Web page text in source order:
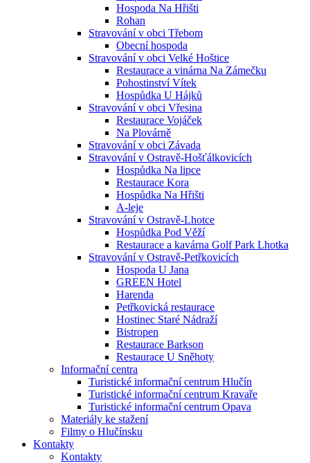
Hospoda Na Hřišti
Rohan
Stravování v obci Třebom
Obecní hospoda
Stravování v obci Velké Hoštice
Restaurace a vinárna Na Zámečku
Pohostinství Vítek
Hospůdka U Hájků
Stravování v obci Vřesina
Restaurace Vojáček
Na Plovárně
Stravování v obci Závada
Stravování v Ostravě-Hošťálkovicích
Hospůdka Na lipce
Restaurace Kora
Hospůdka Na Hřišti
A-leje
Stravování v Ostravě-Lhotce
Hospůdka Pod Věží
Restaurace a kavárna Golf Park Lhotka
Stravování v Ostravě-Petřkovicích
Hospoda U Jana
GREEN Hotel
Harenda
Petřkovická restaurace
Hostinec Staré Nádraží
Bistropen
Restaurace Barkson
Restaurace U Sněhoty
Informační centra
Turistické informační centrum Hlučín
Turistické informační centrum Kravaře
Turistické informační centrum Opava
Materiály ke stažení
Filmy o Hlučínsku
Kontakty
Kontakty